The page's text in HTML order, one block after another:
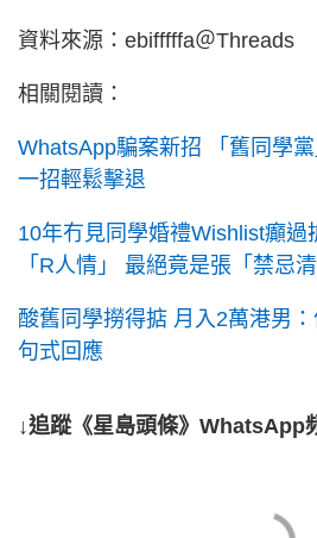
資料來源：ebifffffa＠Threads
相關閱讀：
WhatsApp騙案新招 「舊同學
一招輕鬆擊退
10年冇見同學婚禮Wishlist癲過
「R人情」 最絕竟是張「禁忌清
酸舊同學撈得掂 月入2萬港男
句式回應
↓追蹤《星島頭條》WhatsApp